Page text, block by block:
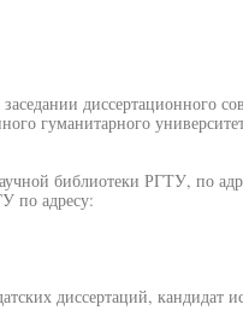
диссертационного
гуманитарного
библиотеки РГТУ, по
по адресу:
диссертаций, кандидат